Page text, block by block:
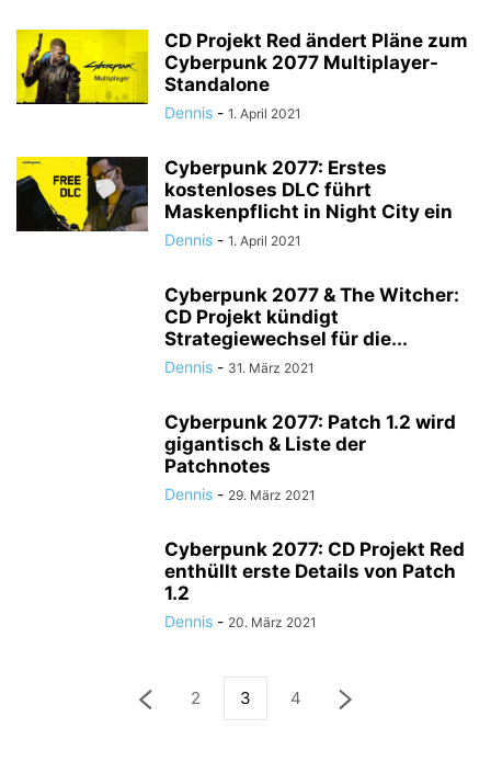
CD Projekt Red ändert Pläne zum
Cyberpunk 2077 Multiplayer-
Standalone
Dennis - 1. April 2021
Cyberpunk 2077: Erstes
kostenloses DLC führt
Maskenpflicht in Night City ein
Dennis - 1. April 2021
Cyberpunk 2077 & The Witcher:
CD Projekt kündigt
Strategiewechsel für die...
Dennis - 31. März 2021
Cyberpunk 2077: Patch 1.2 wird
gigantisch & Liste der
Patchnotes
Dennis - 29. März 2021
Cyberpunk 2077: CD Projekt Red
enthüllt erste Details von Patch
1.2
Dennis - 20. März 2021
2 3 4